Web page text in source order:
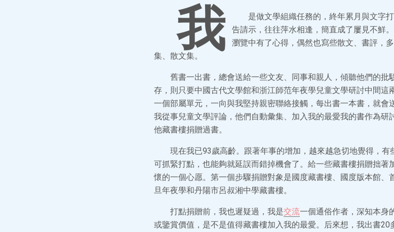
我
是做文學組織任務的，終年累月與文字
告請示，往往萍水相逢，簡直成了屢見不鮮
瀏覽中有了心得，偶然也寫些散文、書評，
集、散文集。
舊書一出書，總會送給一些文友、同事和親人，傾聽他們的批
存，則只要中國古代文學館和浙江師范年夜學兒童文學研討中間這
一個部屬單元，一向與我堅持親密聯絡接觸，每出書一本書，就會
我從事兒童文學評論，他們自動彙集、加入我的最愛我的書作為研
他藏書樓捐贈過書。
現在我已93歲高齡。跟著年事的增加，越來越急切地覺得，有
可抓緊打點，也能夠就延誤而錯掉機會了。給一些藏書樓捐贈拙著
懷的一個心愿。第一個步驟捐贈對象是國度藏書樓、國度版本館、
旦年夜學和丹陽市呂叔湘中學藏書樓。
打點捐贈前，我也遲疑過，我是交流一個通俗作者，深知本身
或鑒賞價值，是不是值得藏書樓加入我的最愛。后來想，我出書